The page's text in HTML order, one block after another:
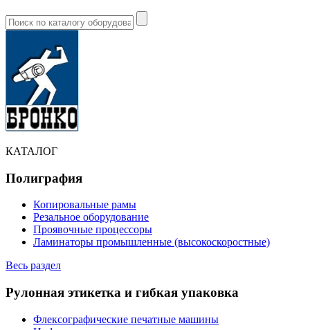
КАТАЛОГ
Полиграфия
Копировальные рамы
Резальное оборудование
Проявочные процессоры
Ламинаторы промышленные (высокоскоростные)
Весь раздел
Рулонная этикетка и гибкая упаковка
Флексографические печатные машины